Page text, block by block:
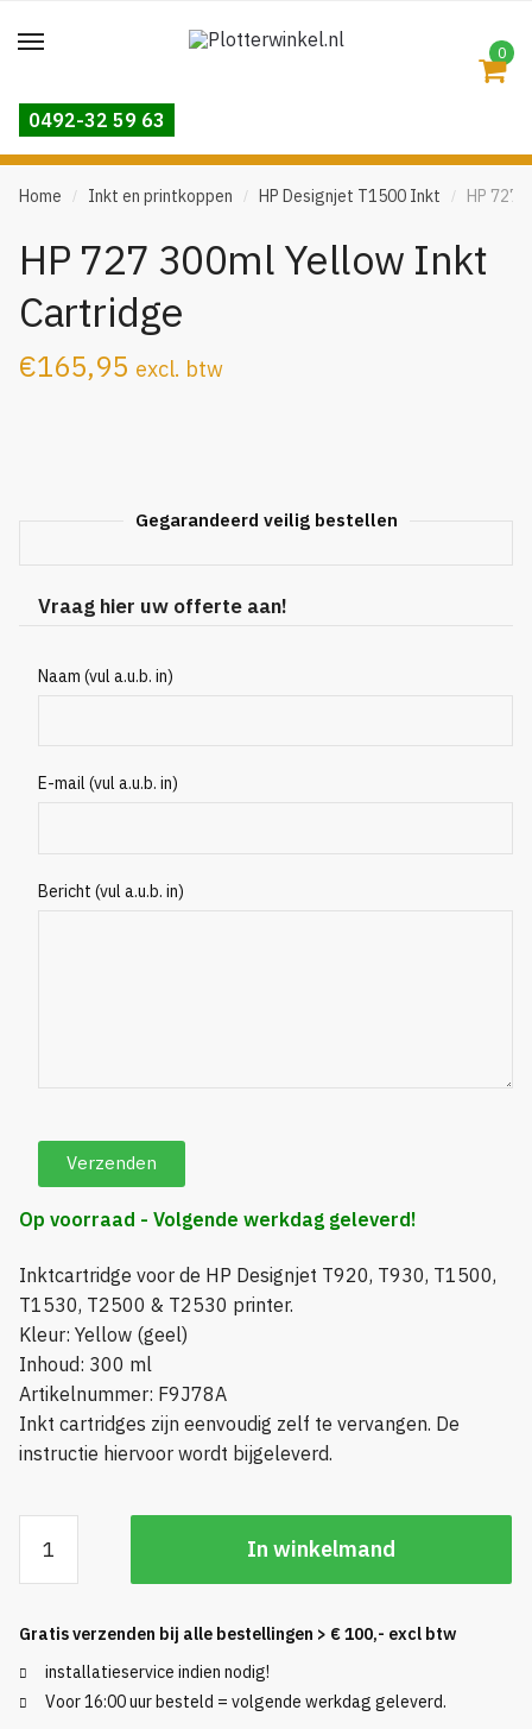
to
to
0
0492-32 59 63
Home / Inkt en printkoppen / HP Designjet T1500 Inkt / HP 727
HP 727 300ml Yellow Inkt
Cartridge
€165,95 excl. btw
Gegarandeerd veilig bestellen
Vraag hier uw offerte aan!
Naam (vul a.u.b. in)
E-mail (vul a.u.b. in)
Bericht (vul a.u.b. in)
Op voorraad - Volgende werkdag geleverd!
Inktcartridge voor de HP Designjet T920, T930, T1500,
T1530, T2500 & T2530 printer.
Kleur: Yellow (geel)
Inhoud: 300 ml
Artikelnummer: F9J78A
Inkt cartridges zijn eenvoudig zelf te vervangen. De
instructie hiervoor wordt bijgeleverd.
727
300ml
Inkt
Cartridge
aantal
In winkelmand
Gratis verzenden bij alle bestellingen > € 100,- excl btw
installatieservice indien nodig!
Voor 16:00 uur besteld = volgende werkdag geleverd.